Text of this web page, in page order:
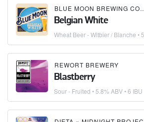
BLUE MOON
Belgian White
Wheat Beer - Witbier / Blanche •
REWORT BREWERY
Blastberry
Sour - Fruited • 5.8% ABV • 6 IBU